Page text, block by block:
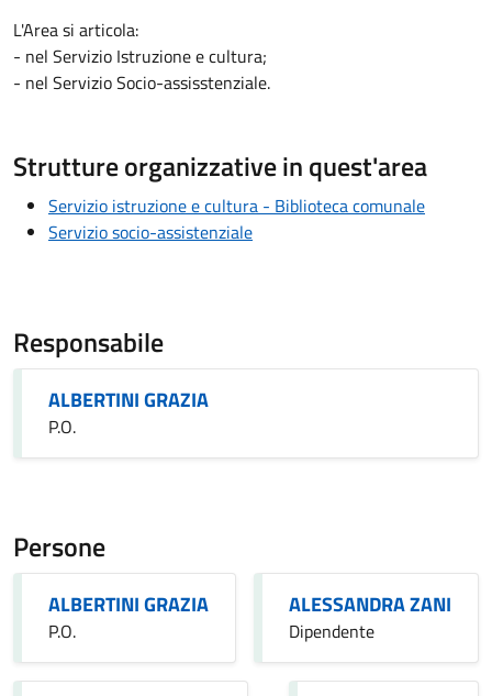
L'Area si articola:
- nel Servizio Istruzione e cultura;
- nel Servizio Socio-assisstenziale.
Strutture organizzative in quest'area
Servizio istruzione e cultura - Biblioteca comunale
Servizio socio-assistenziale
Responsabile
ALBERTINI GRAZIA
P.O.
Persone
ALBERTINI GRAZIA
P.O.
ALESSANDRA ZANI
Dipendente